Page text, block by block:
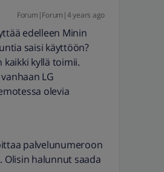
Forum|Forum|4 years ago
edelleen Minin
saisi käyttöön?
kyllä toimii.
LG
olevia
palvelunumeroon
halunnut saada